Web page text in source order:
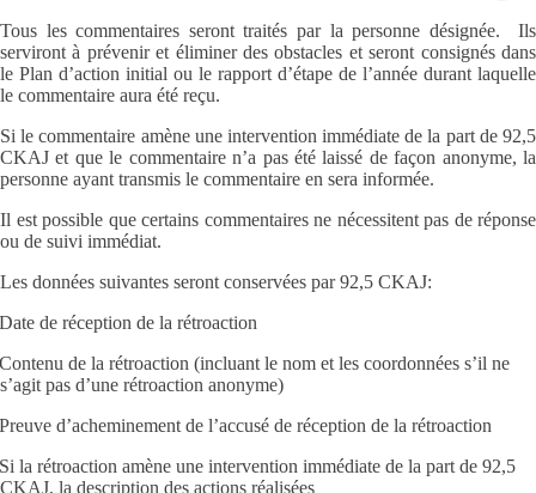
Tous les commentaires seront traités par la personne désignée. Ils
serviront à prévenir et éliminer des obstacles et seront consignés dans
le Plan d’action initial ou le rapport d’étape de l’année durant laquelle
le commentaire aura été reçu.
Si le commentaire amène une intervention immédiate de la part de 92,5
CKAJ et que le commentaire n’a pas été laissé de façon anonyme, la
personne ayant transmis le commentaire en sera informée.
Il est possible que certains commentaires ne nécessitent pas de réponse
ou de suivi immédiat.
Les données suivantes seront conservées par 92,5 CKAJ:
Date de réception de la rétroaction
Contenu de la rétroaction (incluant le nom et les coordonnées s’il ne
s’agit pas d’une rétroaction anonyme)
Preuve d’acheminement de l’accusé de réception de la rétroaction
Si la rétroaction amène une intervention immédiate de la part de 92,5
CKAJ, la description des actions réalisées